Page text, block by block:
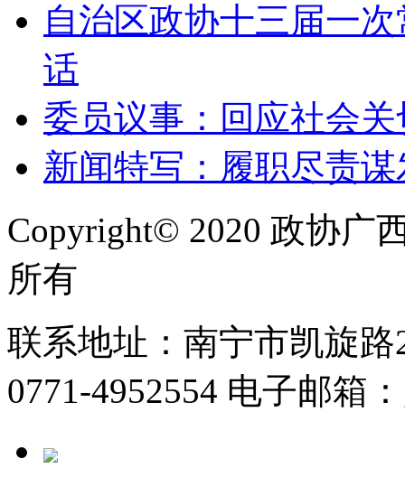
自治区政协十三届一
话
委员议事：回应社会
新闻特写：履职尽责
Copyright© 2020 政协广
所有
联系地址：南宁市凯旋
0771-4952554 电子邮箱